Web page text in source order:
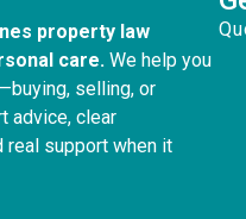
property law
care. We help you
selling, or
advice, clear
real support when it